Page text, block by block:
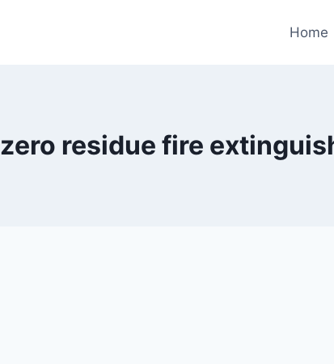
Home
zero residue fire